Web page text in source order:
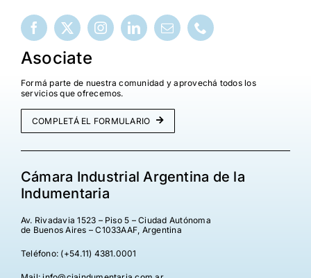
Asociate
Formá parte de nuestra comunidad y aprovechá todos los
servicios que ofrecemos.
COMPLETÁ EL FORMULARIO
Cámara Industrial Argentina de la
Indumentaria
Av. Rivadavia 1523 – Piso 5 – Ciudad Autónoma
de Buenos Aires – C1033AAF, Argentina
Teléfono: (+54.11) 4381.0001